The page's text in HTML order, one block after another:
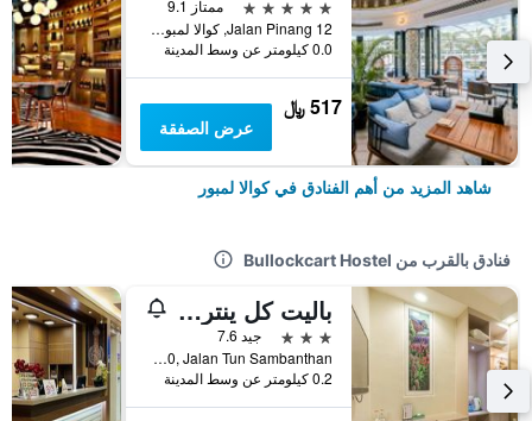
5 نجوم
ممتاز 9.1
12 Jalan Pinang, كوالا لمبور, ماليزيا
0.0 كيلومتر عن وسط المدينة
517 ﷼
عرض الصفقة
شاهد المزيد من أهم الفنادق في كوالا لمبور
فنادق بالقرب من Bullockcart Hostel
باليت كل ينترال ستيشن فورميرلي سكوت هوتل
3 نجوم
جيد 7.6
No. 10, Jalan Tun Sambanthan, كوالا لمبور, ماليزيا
0.2 كيلومتر عن وسط المدينة